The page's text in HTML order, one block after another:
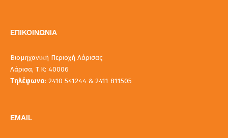
ΕΠΙΚΟΙΝΩΝΙΑ
Βιομηχανική Περιοχή Λάρισας
Λάρισα, Τ.Κ: 40006
Τηλέφωνο: 2410 541244 & 2411 811505
EMAIL